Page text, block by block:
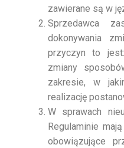
zawierane są w
Sprzedawca
dokonywania
przyczyn to
zmiany
zakresie, w
realizację
W sprawach
Regulaminie
obowiązujące